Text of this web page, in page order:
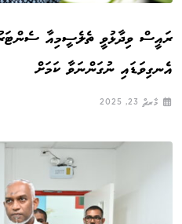
ރައީސް ވިދާޅުވީ ތެލެސީމިއާ
އެނގިވަޑައި ނުގަންނަވާ ކަމަށް
މާރޗް 23, 2025